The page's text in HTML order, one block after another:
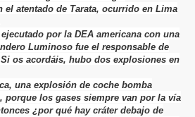
el atentado de Tarata, ocurrido en Lima
por la DEA americana con una
Luminoso fue el responsable de
os acordáis, hubo dos explosiones en
una explosión de coche bomba
porque los gases siempre van por la vía
¿por qué hay cráter debajo de